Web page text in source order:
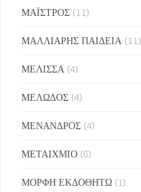
ΜΑΪΣΤΡΟΣ (11)
ΜΑΛΛΙΑΡΗΣ ΠΑΙΔΕΙΑ (11)
ΜΕΛΙΣΣΑ (4)
ΜΕΛΩΔΟΣ (4)
ΜΕΝΑΝΔΡΟΣ (4)
ΜΕΤΑΙΧΜΙΟ (6)
ΜΟΡΦΗ ΕΚΔΟΘΗΤΩ (1)